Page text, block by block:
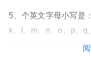
5、个英文字母小写是
k、l、m、n、o、p、q
里简单地介绍一下英